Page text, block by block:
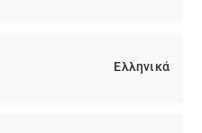
Ελληνικά